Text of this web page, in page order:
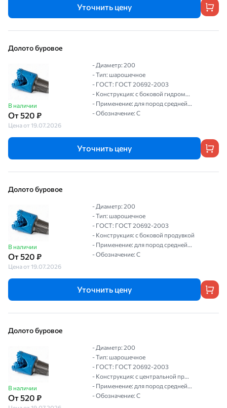
Уточнить цену
Долото буровое
В наличии
От 520 ₽
Цена от 19.07.2026
- Диаметр: 200
- Тип: шарошечное
- ГОСТ: ГОСТ 20692-2003
- Конструкция: с боковой гидром...
- Применение: для пород средней...
- Обозначение: С
Уточнить цену
Долото буровое
В наличии
От 520 ₽
Цена от 19.07.2026
- Диаметр: 200
- Тип: шарошечное
- ГОСТ: ГОСТ 20692-2003
- Конструкция: с боковой продувкой
- Применение: для пород средней...
- Обозначение: С
Уточнить цену
Долото буровое
В наличии
От 520 ₽
- Диаметр: 200
- Тип: шарошечное
- ГОСТ: ГОСТ 20692-2003
- Конструкция: с центральной пр...
- Применение: для пород средней...
- Обозначение: С